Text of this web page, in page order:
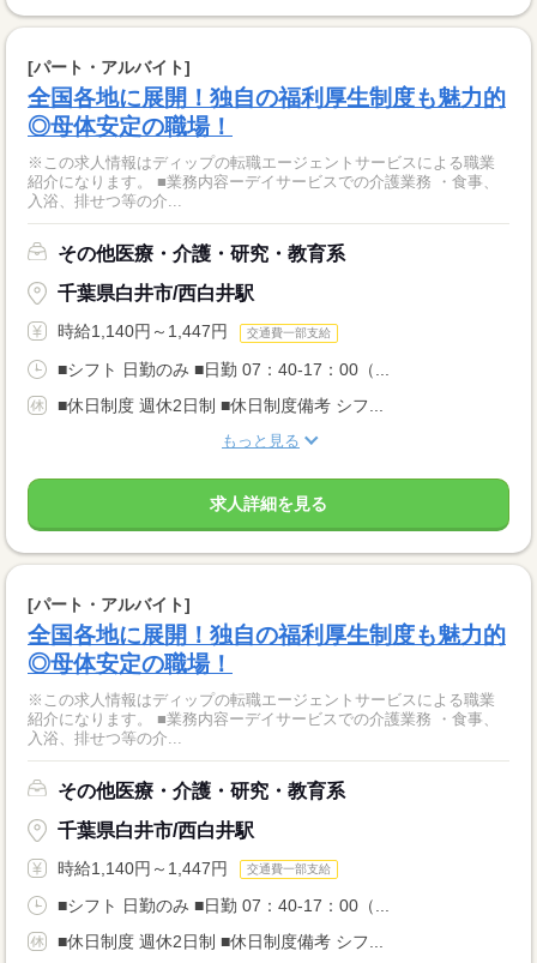
[パート・アルバイト]
全国各地に展開！独自の福利厚生制度も魅力的
◎母体安定の職場！
※この求人情報はディップの転職エージェントサービスによる職業
紹介になります。 ■業務内容ーデイサービスでの介護業務 ・食事、
入浴、排せつ等の介...
その他医療・介護・研究・教育系
千葉県白井市/西白井駅
時給1,140円～1,447円 交通費一部支給
■シフト 日勤のみ ■日勤 07：40-17：00（...
■休日制度 週休2日制 ■休日制度備考 シフ...
もっと見る
求人詳細を見る
[パート・アルバイト]
全国各地に展開！独自の福利厚生制度も魅力的
◎母体安定の職場！
※この求人情報はディップの転職エージェントサービスによる職業
紹介になります。 ■業務内容ーデイサービスでの介護業務 ・食事、
入浴、排せつ等の介...
その他医療・介護・研究・教育系
千葉県白井市/西白井駅
時給1,140円～1,447円 交通費一部支給
■シフト 日勤のみ ■日勤 07：40-17：00（...
■休日制度 週休2日制 ■休日制度備考 シフ...